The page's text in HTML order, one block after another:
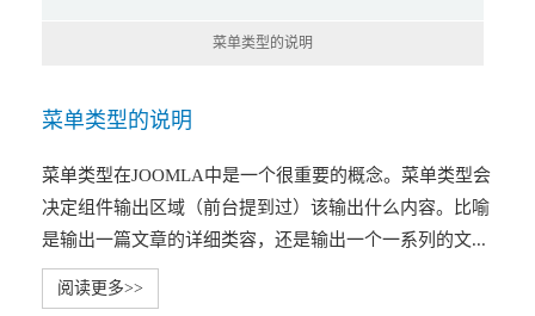
菜单类型的说明
菜单类型的说明
菜单类型在JOOMLA中是一个很重要的概念。菜单类型会
决定组件输出区域（前台提到过）该输出什么内容。比喻
是输出一篇文章的详细类容，还是输出一个一系列的文...
阅读更多>>